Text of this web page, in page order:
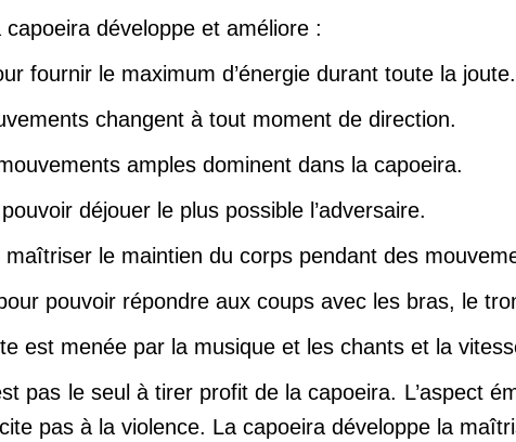
développe et améliore :
fournir le maximum d’énergie durant toute la joute.
changent à tout moment de direction.
amples dominent dans la capoeira.
déjouer le plus possible l’adversaire.
le maintien du corps pendant des
pouvoir répondre aux coups avec les bras, le
est menée par la musique et les chants et la
pas le seul à tirer profit de la capoeira. L’aspect
pas à la violence. La capoeira développe la